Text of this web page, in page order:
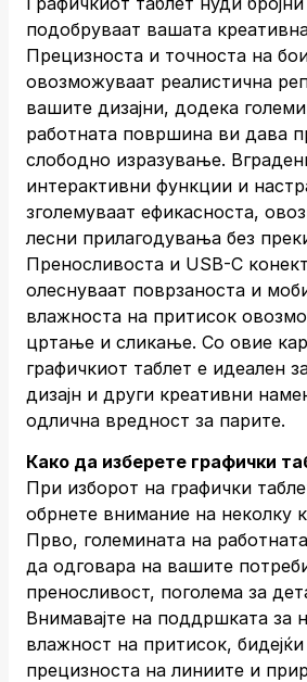
подобруваат вашата
Прецизноста и точноста на
овозможуваат реалистична
вашите дизајни, додека
работната површина ви дава
слободно изразување.
интерактивни функции и
зголемуваат ефикасноста,
лесни прилагодувања без
Преносливоста и USB-C
олеснуваат поврзаноста и
влажноста на притисок
цртање и сликање. Со овие
графичкиот таблет е идеален
дизајн и други креативни
одлична вредност за парите.
Како да изберете графички
При изборот на графички
обрнете внимание на неколку
Прво, големината на
да одговара на вашите
преносливост, поголема за
Внимавајте на поддршката за
влажност на притисок, бидејќи
прецизноста на линиите и